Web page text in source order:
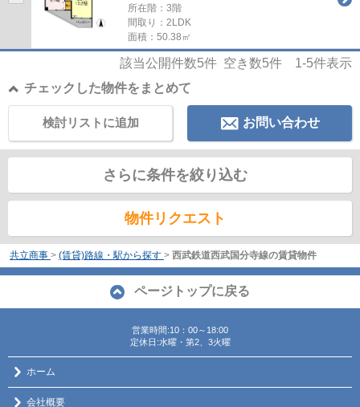
所在階：3階
間取り：2LDK
面積：50.38㎡
該当公開件数5件 空き数5件 1-5件表示
チェックした物件をまとめて
お問い合わせ
検討リストに追加
さらに条件を絞り込む
物件リクエスト
共立商事 > (賃貸)路線・駅から探す > 西武鉄道西武国分寺線の賃貸物件
ページトップに戻る
営業時間:10：00～18:00
定休日:水曜・第2、3火曜
ホーム
会社概要